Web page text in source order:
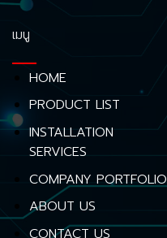
เมนู
HOME
PRODUCT LIST
INSTALLATION
SERVICES
COMPANY PORTFOLIO
ABOUT US
CONTACT US